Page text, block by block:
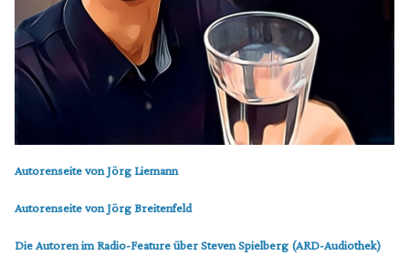
Autorenseite von Jörg Liemann
Autorenseite von Jörg Breitenfeld
Die Autoren im Radio-Feature über Steven Spielberg (ARD-Audiothek)